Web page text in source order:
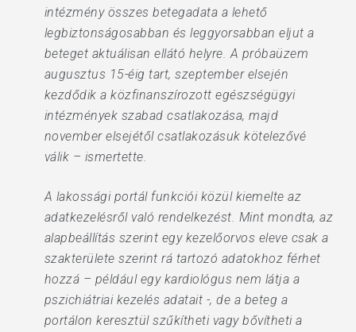
intézmény összes betegadata a lehető
legbiztonságosabban és leggyorsabban eljut a
beteget aktuálisan ellátó helyre. A próbaüzem
augusztus 15-éig tart, szeptember elsején
kezdődik a közfinanszírozott egészségügyi
intézmények szabad csatlakozása, majd
november elsejétől csatlakozásuk kötelezővé
válik – ismertette.
A lakossági portál funkciói közül kiemelte az
adatkezelésről való rendelkezést. Mint mondta, az
alapbeállítás szerint egy kezelőorvos eleve csak a
szakterülete szerint rá tartozó adatokhoz férhet
hozzá – például egy kardiológus nem látja a
pszichiátriai kezelés adatait -, de a beteg a
portálon keresztül szűkítheti vagy bővítheti a